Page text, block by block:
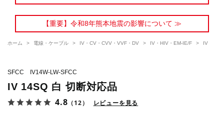
【重要】令和8年熊本地震の影響について ≫
ホーム > 電線・ケーブル > IV・CV・CVV・VVF・DV > IV・HIV・EM-IE/F > IV
SFCC IV14W-LW-SFCC
IV 14SQ 白 切断対応品
4.8 （12） レビューを見る